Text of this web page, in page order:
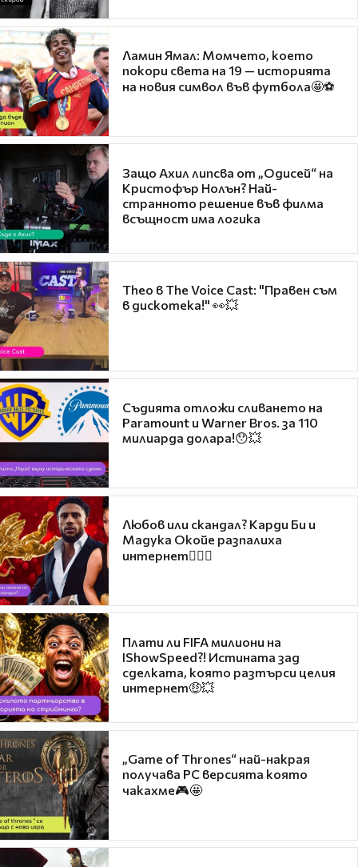
Ламин Ямал: Момчето, което
покори света на 19 — историята
на новия символ във футбола🤩⚽
Защо Ахил липсва от „Одисей“ на
Кристофър Нолън? Най-
странното решение във филма
всъщност има логика
Theo в The Voice Cast: "Правен съм
в дискотека!" 👀💥
Съдията отложи сливането на
Paramount и Warner Bros. за 110
милиарда долара!😯💥
Любов или скандал? Карди Би и
Мадука Окойе разпалиха
интернет❤️‍🔥🔥
Плати ли FIFA милиони на
IShowSpeed?! Истината зад
сделката, която разтърси целия
интернет🤑💥
„Game of Thrones“ най-накрая
получава PC версията която
чакахме🎮🤩